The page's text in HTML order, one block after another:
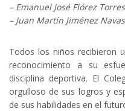
– Emanuel José Flórez Torres
– Juan Martín Jiménez Navas
Todos los niños recibieron
reconocimiento a su
disciplina deportiva. El
orgulloso de sus logros y
de sus habilidades en el